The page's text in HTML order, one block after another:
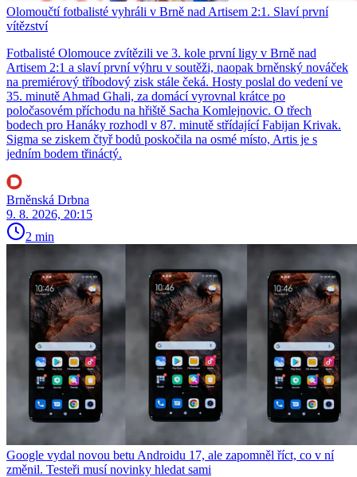
Olomoučtí fotbalisté vyhráli v Brně nad Artisem 2:1. Slaví první
vítězství
Fotbalisté Olomouce zvítězili ve 3. kole první ligy v Brně nad
Artisem 2:1 a slaví první výhru v soutěži, naopak brněnský nováček
na premiérový tříbodový zisk stále čeká. Hosty poslal do vedení ve
35. minutě Ahmad Ghali, za domácí vyrovnal krátce po
poločasovém příchodu na hřiště Sacha Komlejnovic. O třech
bodech pro Hanáky rozhodl v 87. minutě střídající Fabijan Krivak.
Sigma se ziskem čtyř bodů poskočila na osmé místo, Artis je s
jedním bodem třináctý.
Brněnská Drbna
9. 8. 2026, 20:15
2 min
Google vydal novou betu Androidu 17, ale zapomněl říct, co v ní
změnil. Testeři musí novinky hledat sami